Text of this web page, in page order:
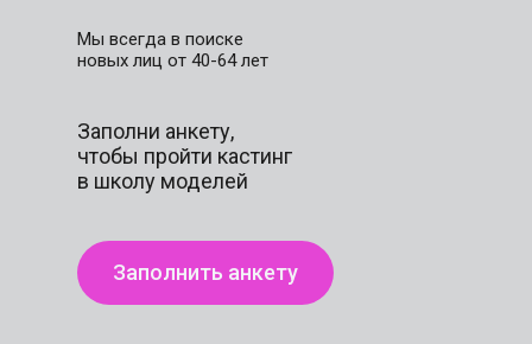
Мы всегда в поиске
новых лиц от 40-64 лет
Заполни анкету,
чтобы пройти кастинг
в школу моделей
Заполнить анкету